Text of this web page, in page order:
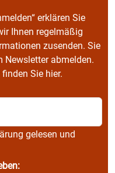
erklären Sie
Ihnen regelmäßig
zusenden. Sie
Newsletter abmelden.
Sie hier.
gelesen und